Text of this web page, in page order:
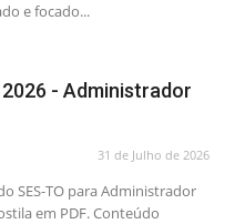
e focado...
- Administrador
31 de Julho de 2026
SES-TO para Administrador
em PDF. Conteúdo